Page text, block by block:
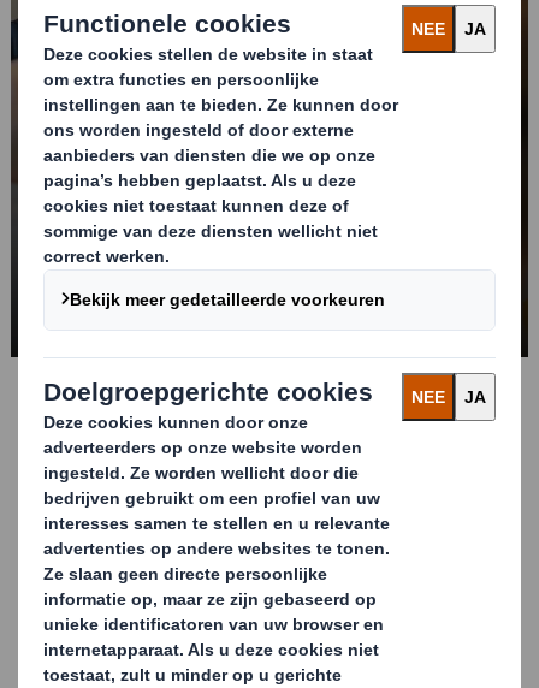
Ontdek de kracht van
‘packaging story
telling’ op Gondola Day
Een visuele ontdekkingsreis